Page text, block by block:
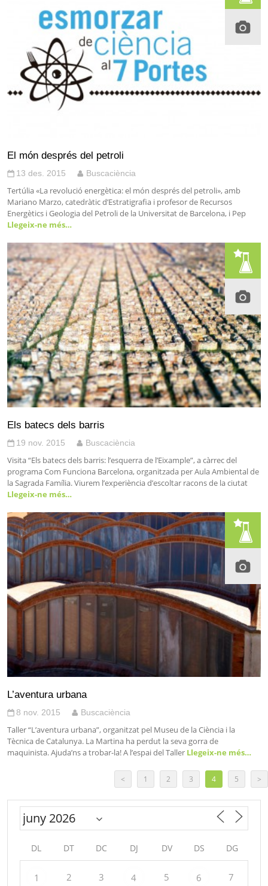
El món després del petroli
13 des. 2015 Buscaciència
Tertúlia «La revolució energètica: el món després del petroli», amb
Mariano Marzo, catedràtic d’Estratigrafia i profesor de Recursos
Energètics i Geologia del Petroli de la Universitat de Barcelona, i Pep
Llegeix-ne més…
Els batecs dels barris
19 nov. 2015 Buscaciència
Visita “Els batecs dels barris: l’esquerra de l’Eixample”, a càrrec del
programa Com Funciona Barcelona, organitzada per Aula Ambiental de
la Sagrada Família. Viurem l’experiència d’escoltar racons de la ciutat
Llegeix-ne més…
L’aventura urbana
8 nov. 2015 Buscaciència
Taller “L’aventura urbana”, organitzat pel Museu de la Ciència i la
Tècnica de Catalunya. La Martina ha perdut la seva gorra de
maquinista. Ajuda’ns a trobar-la! A l’espai del Taller Llegeix-ne més…
< 1 2 3 4 5 >
DL DT DC DJ DV DS DG
1 2 3 4 5 6 7